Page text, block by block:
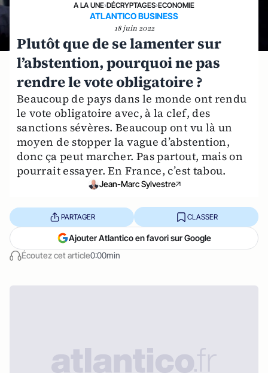
A LA UNE›DÉCRYPTAGES›ECONOMIE
ATLANTICO BUSINESS
18 juin 2022
Plutôt que de se lamenter sur
l’abstention, pourquoi ne pas
rendre le vote obligatoire ?
Beaucoup de pays dans le monde ont rendu
le vote obligatoire avec, à la clef, des
sanctions sévères. Beaucoup ont vu là un
moyen de stopper la vague d’abstention,
donc ça peut marcher. Pas partout, mais on
pourrait essayer. En France, c’est tabou.
Jean-Marc Sylvestre
Écoutez cet article0:00min
PARTAGER CLASSER
Ajouter Atlantico en favori sur Google